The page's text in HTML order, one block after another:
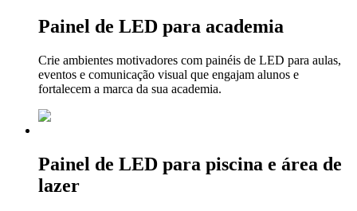
Painel de LED para academia
Crie ambientes motivadores com painéis de LED para aulas,
eventos e comunicação visual que engajam alunos e
fortalecem a marca da sua academia.
Painel de LED para piscina e área de
lazer